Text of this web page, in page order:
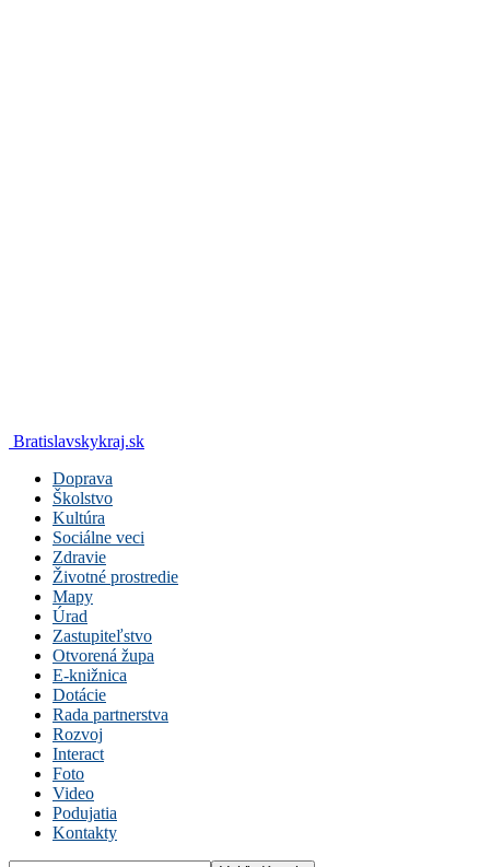
Bratislavskykraj.sk
Doprava
Školstvo
Kultúra
Sociálne veci
Zdravie
Životné prostredie
Mapy
Úrad
Zastupiteľstvo
Otvorená župa
E-knižnica
Dotácie
Rada partnerstva
Rozvoj
Interact
Foto
Video
Podujatia
Kontakty